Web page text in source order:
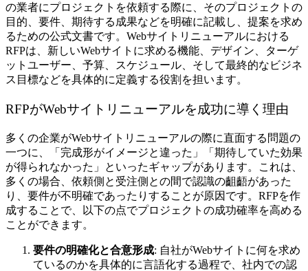
の業者にプロジェクトを依頼する際に、そのプロジェクトの
目的、要件、期待する成果などを明確に記載し、提案を求め
るための公式文書です。Webサイトリニューアルにおける
RFPは、新しいWebサイトに求める機能、デザイン、ターゲ
ットユーザー、予算、スケジュール、そして最終的なビジネ
ス目標などを具体的に定義する役割を担います。
RFPがWebサイトリニューアルを成功に導く理由
多くの企業がWebサイトリニューアルの際に直面する問題の
一つに、「完成形がイメージと違った」「期待していた効果
が得られなかった」といったギャップがあります。これは、
多くの場合、依頼側と受注側との間で認識の齟齬があった
り、要件が不明確であったりすることが原因です。RFPを作
成することで、以下の点でプロジェクトの成功確率を高める
ことができます。
要件の明確化と合意形成: 自社がWebサイトに何を求め
ているのかを具体的に言語化する過程で、社内での認